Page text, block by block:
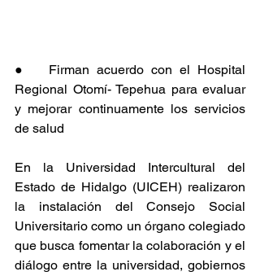
●   Firman acuerdo con el Hospital
Regional Otomí- Tepehua para evaluar
y mejorar continuamente los servicios
de salud
En la Universidad Intercultural del
Estado de Hidalgo (UICEH) realizaron
la instalación del Consejo Social
Universitario como un órgano colegiado
que busca fomentar la colaboración y el
diálogo entre la universidad, gobiernos